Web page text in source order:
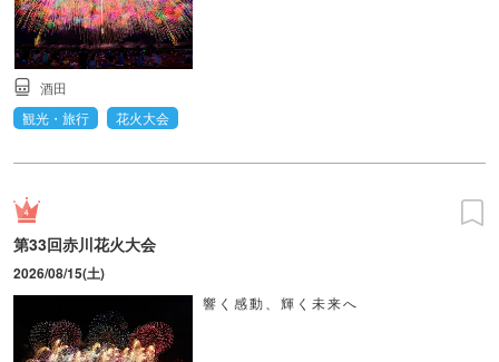
酒田
観光・旅行
花火大会
第33回赤川花火大会
2026/08/15(土)
響く感動、輝く未来へ